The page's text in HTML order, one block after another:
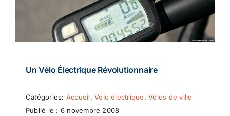
Un Vélo Électrique Révolutionnaire
Catégories: Accueil,Vélo électrique,Vélos de ville
Publié le : 6 novembre 2008